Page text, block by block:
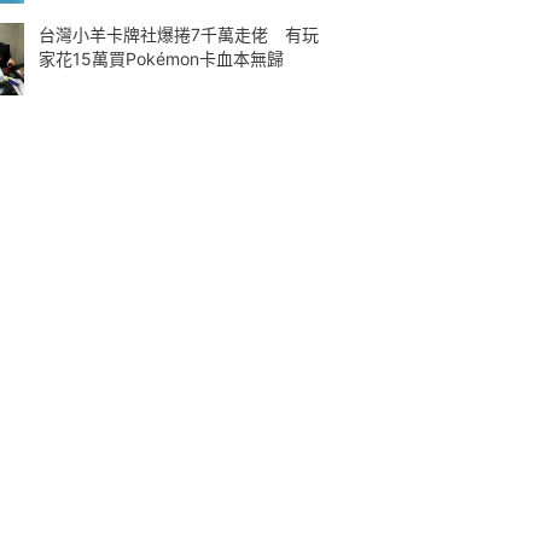
台灣小羊卡牌社爆捲7千萬走佬 有玩
家花15萬買Pokémon卡血本無歸